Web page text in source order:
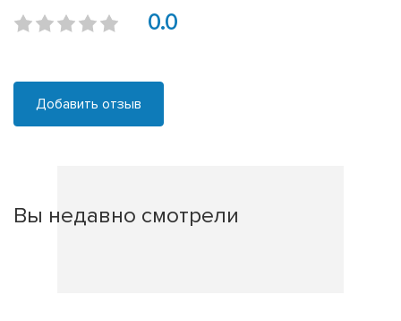
0.0
Добавить отзыв
Вы недавно смотрели